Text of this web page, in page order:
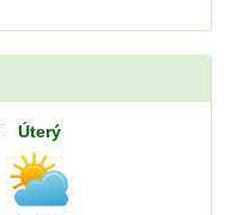
Úterý